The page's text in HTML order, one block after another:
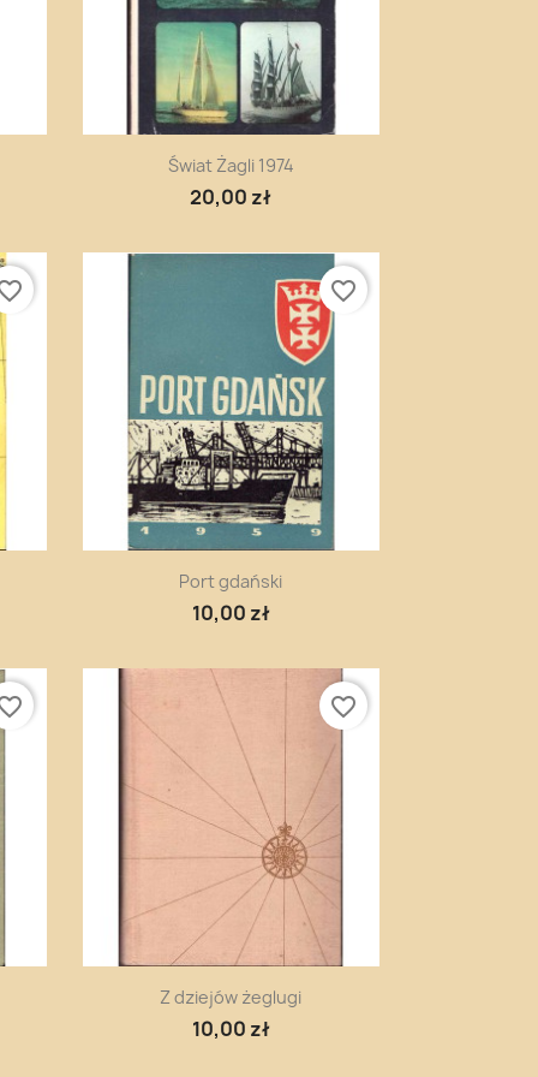
Szybki podgląd
Świat Żagli 1974
20,00 zł
Szybki podgląd
Port gdański
10,00 zł
favorite_border
 Szybki podgląd
Z dziejów żeglugi
10,00 zł
favorite_border